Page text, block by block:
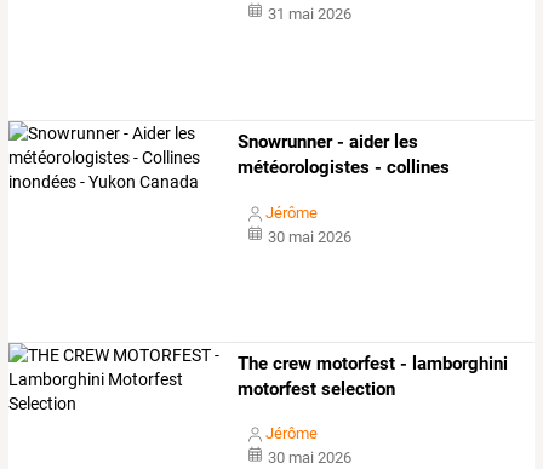
31 mai 2026
Snowrunner- aiderles
météorologistes - collines
Jérôme
30 mai 2026
The crew motorfest - lamborghini
motorfest selection
Jérôme
30 mai 2026